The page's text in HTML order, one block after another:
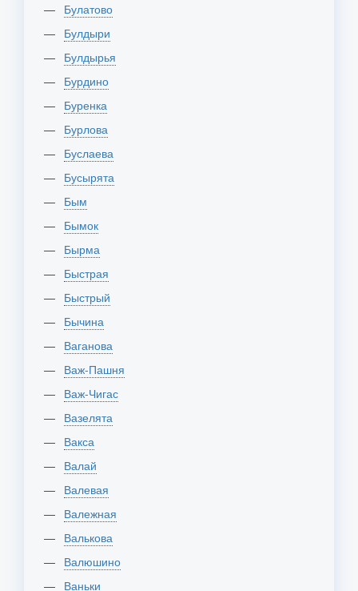
Булатово
Булдыри
Булдырья
Бурдино
Буренка
Бурлова
Буслаева
Бусырята
Бым
Бымок
Бырма
Быстрая
Быстрый
Бычина
Ваганова
Важ-Пашня
Важ-Чигас
Вазелята
Вакса
Валай
Валевая
Валежная
Валькова
Валюшино
Ваньки